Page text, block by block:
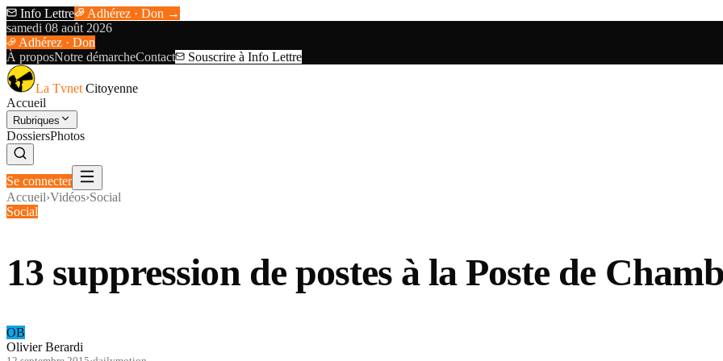
Info Lettre
Adhérez · Don →
samedi 08 août 2026
Adhérez · Don
À proposNotre démarcheContact Souscrire à Info Lettre
La Tvnet Citoyenne
Accueil
Rubriques
DossiersPhotos
Se connecter
Accueil›Vidéos›Social
Social
13 suppression de postes à la Poste de
OB
Olivier Berardi